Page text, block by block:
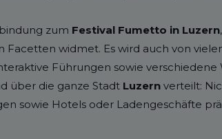
zum Festival Fumetto in Luzern
Facetten widmet. Es wird auch von
Führungen sowie verschiedene
über die ganze Stadt Luzernverteilt:
sowie Hotels oder Ladengeschäfte